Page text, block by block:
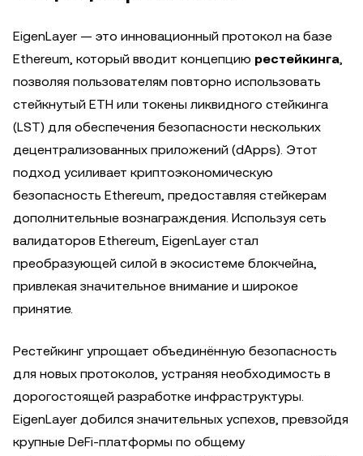
EigenLayer — это инновационный протокол на базе
Ethereum, который вводит концепцию рестейкинга,
позволяя пользователям повторно использовать
стейкнутый ETH или токены ликвидного стейкинга
(LST) для обеспечения безопасности нескольких
децентрализованных приложений (dApps). Этот
подход усиливает криптоэкономическую
безопасность Ethereum, предоставляя стейкерам
дополнительные вознаграждения. Используя сеть
валидаторов Ethereum, EigenLayer стал
преобразующей силой в экосистеме блокчейна,
привлекая значительное внимание и широкое
принятие.
Рестейкинг упрощает объединённую безопасность
для новых протоколов, устраняя необходимость в
дорогостоящей разработке инфраструктуры.
EigenLayer добился значительных успехов, превзойдя
крупные DeFi-платформы по общему